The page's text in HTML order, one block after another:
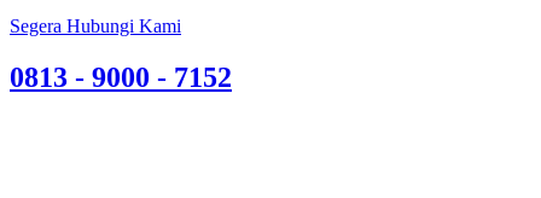
Segera Hubungi Kami
0813 - 9000 - 7152